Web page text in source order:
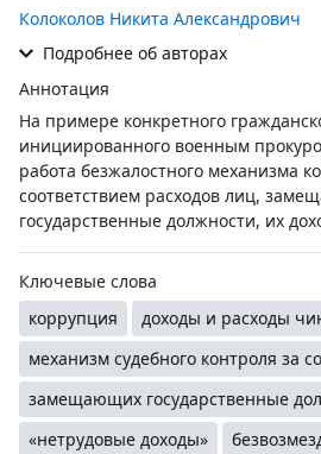
Колоколов Никита Александрович
Подробнее об авторах
Аннотация
На примере конкретного
инициированного военным
работа безжалостного механизма
соответствием расходов лиц,
государственные должности, их
Ключевые слова
коррупция
доходы и расходы
механизм судебного контроля за
замещающих государственные
«нетрудовые доходы»